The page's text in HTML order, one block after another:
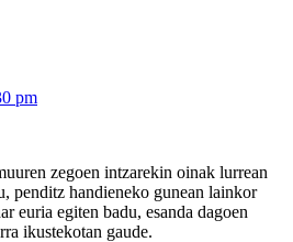
pm
zegoen intzarekin oinak lurrean
penditz handieneko gunean lainkor
euria egiten badu, esanda dagoen
ikustekotan gaude.